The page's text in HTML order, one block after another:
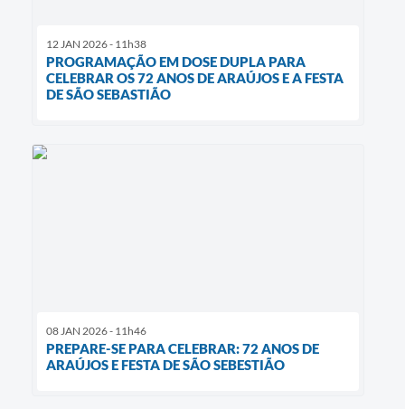
12 JAN 2026 - 11h38
PROGRAMAÇÃO EM DOSE DUPLA PARA
CELEBRAR OS 72 ANOS DE ARAÚJOS E A FESTA
DE SÃO SEBASTIÃO
08 JAN 2026 - 11h46
PREPARE-SE PARA CELEBRAR: 72 ANOS DE
ARAÚJOS E FESTA DE SÃO SEBESTIÃO